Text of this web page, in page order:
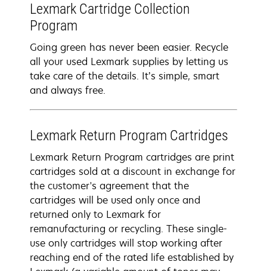
Lexmark Cartridge Collection
Program
Going green has never been easier. Recycle
all your used Lexmark supplies by letting us
take care of the details. It’s simple, smart
and always free.
Lexmark Return Program Cartridges
Lexmark Return Program cartridges are print
cartridges sold at a discount in exchange for
the customer's agreement that the
cartridges will be used only once and
returned only to Lexmark for
remanufacturing or recycling. These single-
use only cartridges will stop working after
reaching end of the rated life established by